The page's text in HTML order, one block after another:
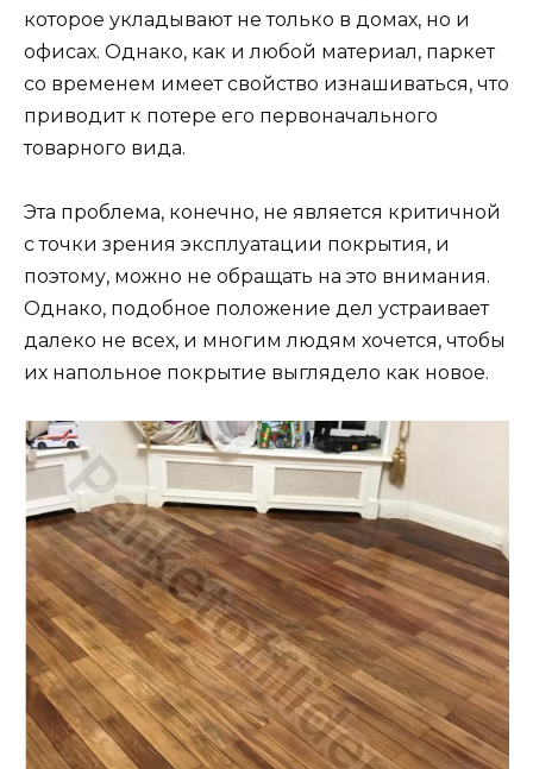
которое укладывают не только в домах, но и
офисах. Однако, как и любой материал, паркет
со временем имеет свойство изнашиваться, что
приводит к потере его первоначального
товарного вида.
Эта проблема, конечно, не является критичной
с точки зрения эксплуатации покрытия, и
поэтому, можно не обращать на это внимания.
Однако, подобное положение дел устраивает
далеко не всех, и многим людям хочется, чтобы
их напольное покрытие выглядело как новое.